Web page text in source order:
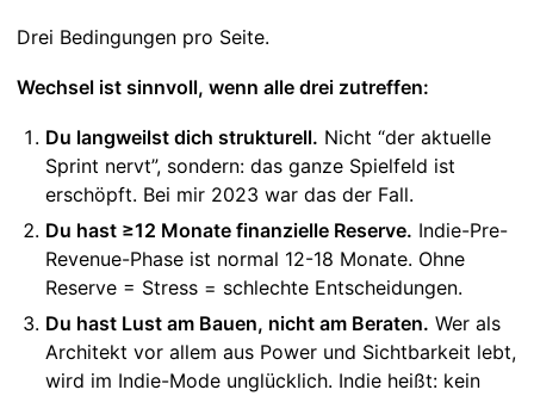
Drei Bedingungen pro Seite.
Wechsel ist sinnvoll, wenn alle drei zutreffen:
Du langweilst dich strukturell. Nicht “der aktuelle
Sprint nervt”, sondern: das ganze Spielfeld ist
erschöpft. Bei mir 2023 war das der Fall.
Du hast ≥12 Monate finanzielle Reserve. Indie-Pre-
Revenue-Phase ist normal 12-18 Monate. Ohne
Reserve = Stress = schlechte Entscheidungen.
Du hast Lust am Bauen, nicht am Beraten. Wer als
Architekt vor allem aus Power und Sichtbarkeit lebt,
wird im Indie-Mode unglücklich. Indie heißt: kein